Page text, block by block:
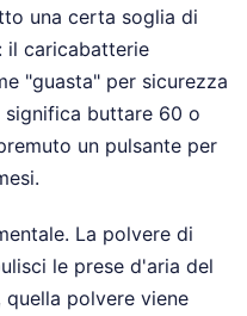
una certa soglia di
il caricabatterie
"guasta" per sicurezza
significa buttare 60 o
un pulsante per
La polvere di
le prese d'aria del
polvere viene